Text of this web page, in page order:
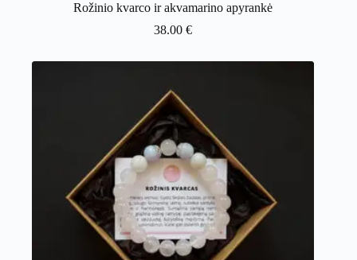
Rožinio kvarco ir akvamarino apyrankė
38.00€